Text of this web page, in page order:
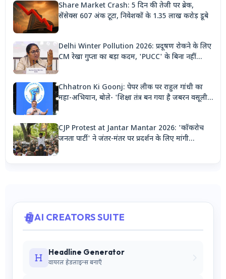
Share Market Crash: 5 दिन की तेजी पर ब्रेक,
सेंसेक्स 607 अंक टूटा, निवेशकों के 1.35 लाख करोड़ डूबे
Delhi Winter Pollution 2026: प्रदूषण रोकने के लिए
CM रेखा गुप्ता का बड़ा कदम, 'PUCC' के बिना नहीं
Chhatron Ki Goonj: पेपर लीक पर राहुल गांधी का
महा-अभियान, बोले- 'शिक्षा तंत्र बन गया है जबरन वसूली
CJP Protest at Jantar Mantar 2026: 'कॉकरोच
जनता पार्टी' ने जंतर-मंतर पर प्रदर्शन के लिए मांगी
AI CREATORS SUITE
Headline Generator
वायरल हेडलाइन्स बनाएँ